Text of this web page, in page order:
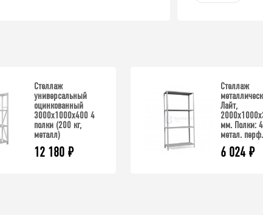
Стеллаж
универсальный
оцинкованный
3000x1000x400 4
полки (200 кг,
металл)
12 180 ₽
Стеллаж
Лайт,
мм. Полки:
метал. перф.
6 024 ₽